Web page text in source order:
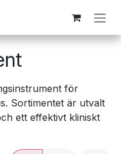
för
Sortimentet är utvalt
ett effektivt kliniskt